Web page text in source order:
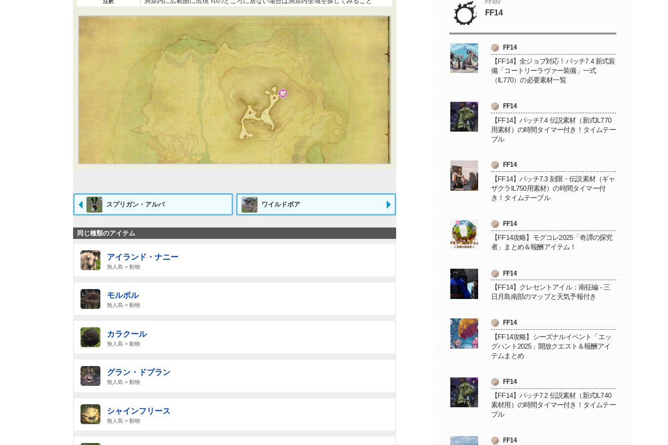
注釈
スプリガン・アルバ ワイルドボア
同じ種類のアイテム
アイランド・ナニー
無人島 > 動物
モルボル
無人島 > 動物
カラクール
無人島 > 動物
グラン・ドブラン
無人島 > 動物
シャインフリース
無人島 > 動物
FFXIV
FF14
FF14
【FF14】全ジョブ対応！パッチ7.4 新式装
備「コートリーラヴァー装備」一式
（IL770）の必要素材一覧
FF14
【FF14】パッチ7.4 伝説素材（新式IL770
用素材）の時間タイマー付き！タイムテー
ブル
FF14
【FF14】パッチ7.3 刻限・伝説素材（ギャ
ザクラIL750用素材）の時間タイマー付
き！タイムテーブル
FF14
【FF14攻略】モグコレ2025「奇譚の探究
者」まとめ＆報酬アイテム！
FF14
【FF14】クレセントアイル：南征編 - 三
日月島南部のマップと天気予報付き
FF14
【FF14攻略】シーズナルイベント「エッ
グハント2025」開放クエスト＆報酬アイ
テムまとめ
FF14
【FF14】パッチ7.2 伝説素材（新式IL740
素材用）の時間タイマー付き！タイムテー
ブル
FF14